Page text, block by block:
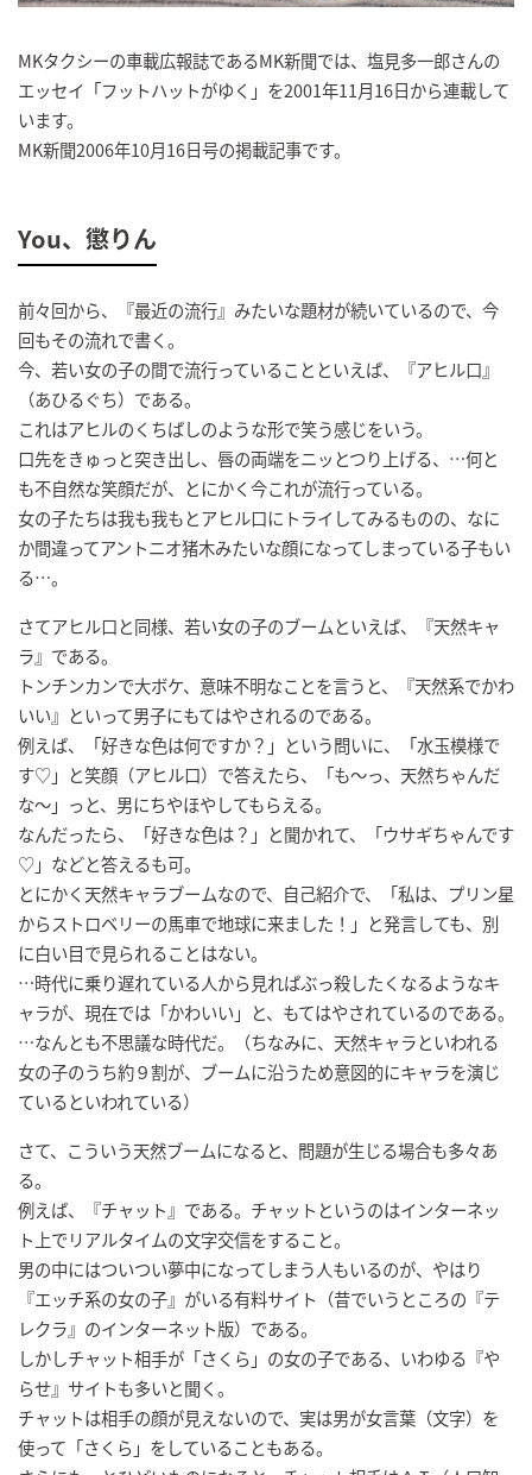
MKタクシーの車載広報誌であるMK新聞では、塩見多一郎さんの
エッセイ「フットハットがゆく」を2001年11月16日から連載して
います。
MK新聞2006年10月16日号の掲載記事です。
You、懲りん
前々回から、『最近の流行』みたいな題材が続いているので、今
回もその流れで書く。
今、若い女の子の間で流行っていることといえば、『アヒル口』
（あひるぐち）である。
これはアヒルのくちばしのような形で笑う感じをいう。
口先をきゅっと突き出し、唇の両端をニッとつり上げる、…何と
も不自然な笑顔だが、とにかく今これが流行っている。
女の子たちは我も我もとアヒル口にトライしてみるものの、なに
か間違ってアントニオ猪木みたいな顔になってしまっている子もい
る…。
さてアヒル口と同様、若い女の子のブームといえば、『天然キャ
ラ』である。
トンチンカンで大ボケ、意味不明なことを言うと、『天然系でかわ
いい』といって男子にもてはやされるのである。
例えば、「好きな色は何ですか？」という問いに、「水玉模様で
す♡」と笑顔（アヒル口）で答えたら、「も〜っ、天然ちゃんだ
な〜」っと、男にちやほやしてもらえる。
なんだったら、「好きな色は？」と聞かれて、「ウサギちゃんです
♡」などと答えるも可。
とにかく天然キャラブームなので、自己紹介で、「私は、プリン星
からストロベリーの馬車で地球に来ました！」と発言しても、別
に白い目で見られることはない。
…時代に乗り遅れている人から見ればぶっ殺したくなるようなキ
ャラが、現在では「かわいい」と、もてはやされているのである。
…なんとも不思議な時代だ。（ちなみに、天然キャラといわれる
女の子のうち約９割が、ブームに沿うため意図的にキャラを演じ
ているといわれている）
さて、こういう天然ブームになると、問題が生じる場合も多々あ
る。
例えば、『チャット』である。チャットというのはインターネッ
ト上でリアルタイムの文字交信をすること。
男の中にはついつい夢中になってしまう人もいるのが、やはり
『エッチ系の女の子』がいる有料サイト（昔でいうところの『テ
レクラ』のインターネット版）である。
しかしチャット相手が「さくら」の女の子である、いわゆる『や
らせ』サイトも多いと聞く。
チャットは相手の顔が見えないので、実は男が女言葉（文字）を
使って「さくら」をしていることもある。